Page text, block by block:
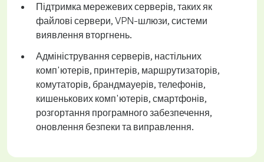
Підтримка мережевих серверів, таких як
файлові сервери, VPN-шлюзи, системи
виявлення вторгнень.
Адміністрування серверів, настільних
комп'ютерів, принтерів, маршрутизаторів,
комутаторів, брандмауерів, телефонів,
кишенькових комп'ютерів, смартфонів,
розгортання програмного забезпечення,
оновлення безпеки та виправлення.